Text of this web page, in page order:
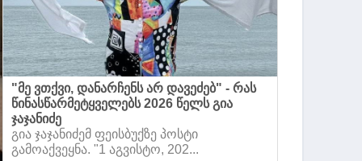
"მე ვთქვი, დანარჩენს არ დავეძებ" - რას
წინასწარმეტყველებს 2026 წელს გია
ჯაჯანიძე
გია ჯაჯანიძემ ფეისბუქზე პოსტი
გამოაქვეყნა. "1 აგვისტო, 202...